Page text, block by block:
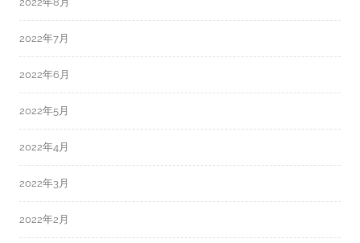
2022年7月
2022年6月
2022年5月
2022年4月
2022年3月
2022年2月